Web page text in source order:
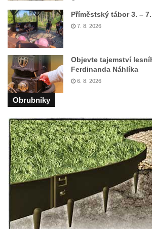
silnice severně od Lužce nad Vltavou
Kenotaf Alfeda Harnische na hřbitově v
Hrobčicích
Pomník obětem válek v Hrobčicích
Pomník obětem válek v Mirošovicích
Hrob vojáků Rudé armády na hřbitově v
Račicích
Račicích
Hrob Antonína Medáčka na hřbitově v
Račicích
Hrob Josefa Moravce a Miroslava Moravce
na hřbitově v Dobříni
Pomník obětem válek na hřbitově v Dobříni
Pomník obětem 1. světové války v Lužici
Příměstský tábor 3. –
7. 8. 2026
Objevte tajemství
Ferdinanda Náhlíka
6. 8. 2026
Obrubniky